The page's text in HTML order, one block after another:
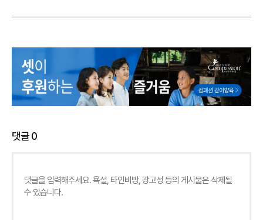
댓글0